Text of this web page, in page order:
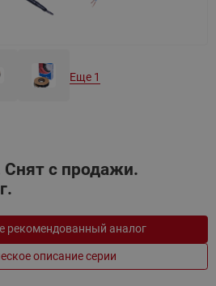
с продажи.
рекомендованный аналог
описание серии
Еще 1